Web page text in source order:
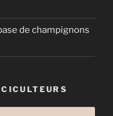
de champignons